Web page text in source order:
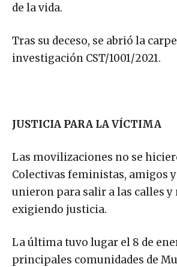
de la vida.
Tras su deceso, se abrió la
investigación CST/1001/2021.
JUSTICIA PARA LA VÍCTIMA
Las movilizaciones no se
Colectivas feministas, amigos
unieron para salir a las calles y
exigiendo justicia.
La última tuvo lugar el 8 de
principales comunidades de